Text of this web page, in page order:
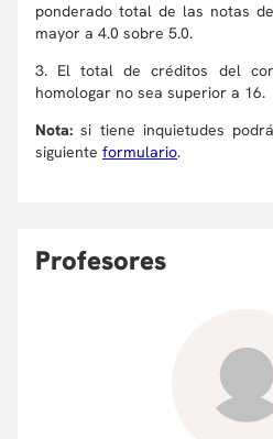
ponderado total de las notas
mayor a 4.0 sobre 5.0.
3. El total de créditos del
homologar no sea superior a 16.
Nota: si tiene inquietudes
siguiente formulario.
Profesores